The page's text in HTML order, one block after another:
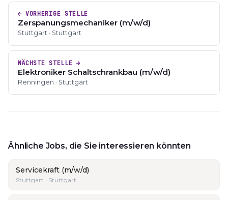
← VORHERIGE STELLE
Zerspanungsmechaniker (m/w/d)
Stuttgart · Stuttgart
NÄCHSTE STELLE →
Elektroniker Schaltschrankbau (m/w/d)
Renningen · Stuttgart
Ähnliche Jobs, die Sie interessieren könnten
Servicekraft (m/w/d)
Stuttgart · Stuttgart